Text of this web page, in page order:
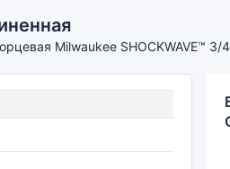
Milwaukee SHOCKWAVE™